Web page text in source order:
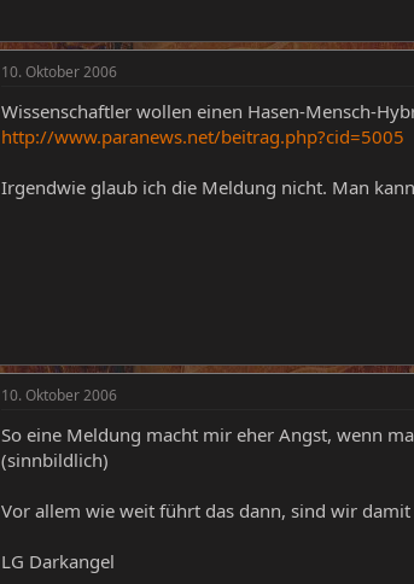
10. Oktober 2006
Wissenschaftler wollen einen Hasen-Mensch-
http://www.paranews.net/beitrag.php?cid=5005
Irgendwie glaub ich die Meldung nicht. Man
10. Oktober 2006
So eine Meldung macht mir eher Angst, wenn
(sinnbildlich)
Vor allem wie weit führt das dann, sind wir
LG Darkangel